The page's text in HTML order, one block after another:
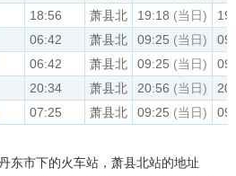
18:56 萧县北 19:18 (当日)
06:42 萧县北 09:25 (当日)
06:42 萧县北 09:25 (当日)
20:34 萧县北 20:56 (当日)
07:25 萧县北 09:25 (当日)
东市下的火车站，萧县北站的地址